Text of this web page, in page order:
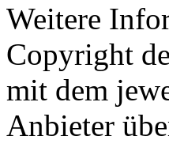
Weitere
Copyright
mit dem
Anbieter